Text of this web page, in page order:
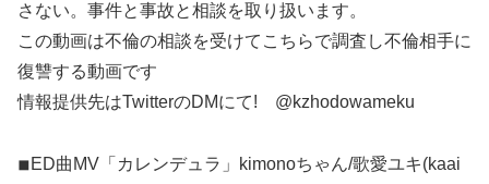
さない。事件と事故と相談を取り扱います。
この動画は不倫の相談を受けてこちらで調査し不倫相手に
復讐する動画です
情報提供先はTwitterのDMにて! @kzhodowameku
◾︎ED曲MV「カレンデュラ」kimonoちゃん/歌愛ユキ(kaai